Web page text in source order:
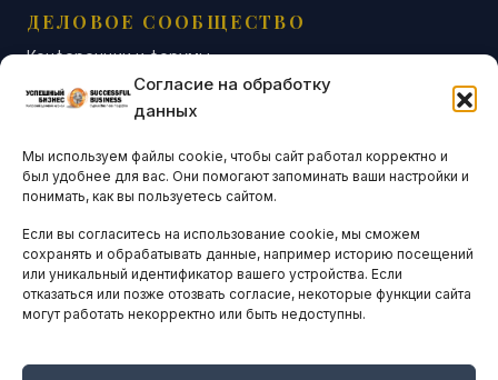
Согласие на обработку
данных
Мы используем файлы cookie, чтобы сайт работал корректно и
был удобнее для вас. Они помогают запоминать ваши настройки и
понимать, как вы пользуетесь сайтом.
Если вы согласитесь на использование cookie, мы сможем
сохранять и обрабатывать данные, например историю посещений
или уникальный идентификатор вашего устройства. Если
отказаться или позже отозвать согласие, некоторые функции сайта
могут работать некорректно или быть недоступны.
ДЕЛОВОЕ СООБЩЕСТВО
Конференции и форумы
Бизнес-клубы и ассоциации
Остальные новости
АНАЛИТИКА И СТАТИСТИКА
ARTICLES IN ENGLISH
НАВИГАЦИЯ